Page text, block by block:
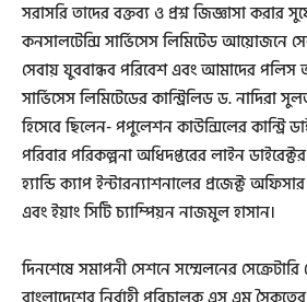
সরাসরি তাদের বক্তব্য ও প্রশ্ন জিজ্ঞাসা
কনসালটেন্সি সার্ভিসেস লিমিটেড আয়োজনে
সেবায় যুববান্ধব পরিবেশ এবং আমাদের
সার্ভিসেস লিমিটেডের কান্ট্রিলিড ড. নাদিরা
হিসেবে ছিলেন- পপুলেশন কাউন্সিলের কান্ট্রি
পরিবার পরিকল্পনা অধিদপ্তরের লাইন
হ্যান্ডি ক্যাপ ইন্টারন্যাশনালের প্রজেক্ট
এবং ইয়াং সিটি চ্যাম্পিয়ন নাজমুল হাসান।
দিনশেষে সমাপনী সেশনে সম্মেলনের